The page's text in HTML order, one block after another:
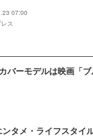
07:00
ス
バーモデルは映画「
タメ・ライフスタイ